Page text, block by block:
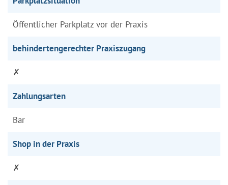
Öffentlicher Parkplatz vor der Praxis
behindertengerechter Praxiszugang
✗
Zahlungsarten
Bar
Shop in der Praxis
✗